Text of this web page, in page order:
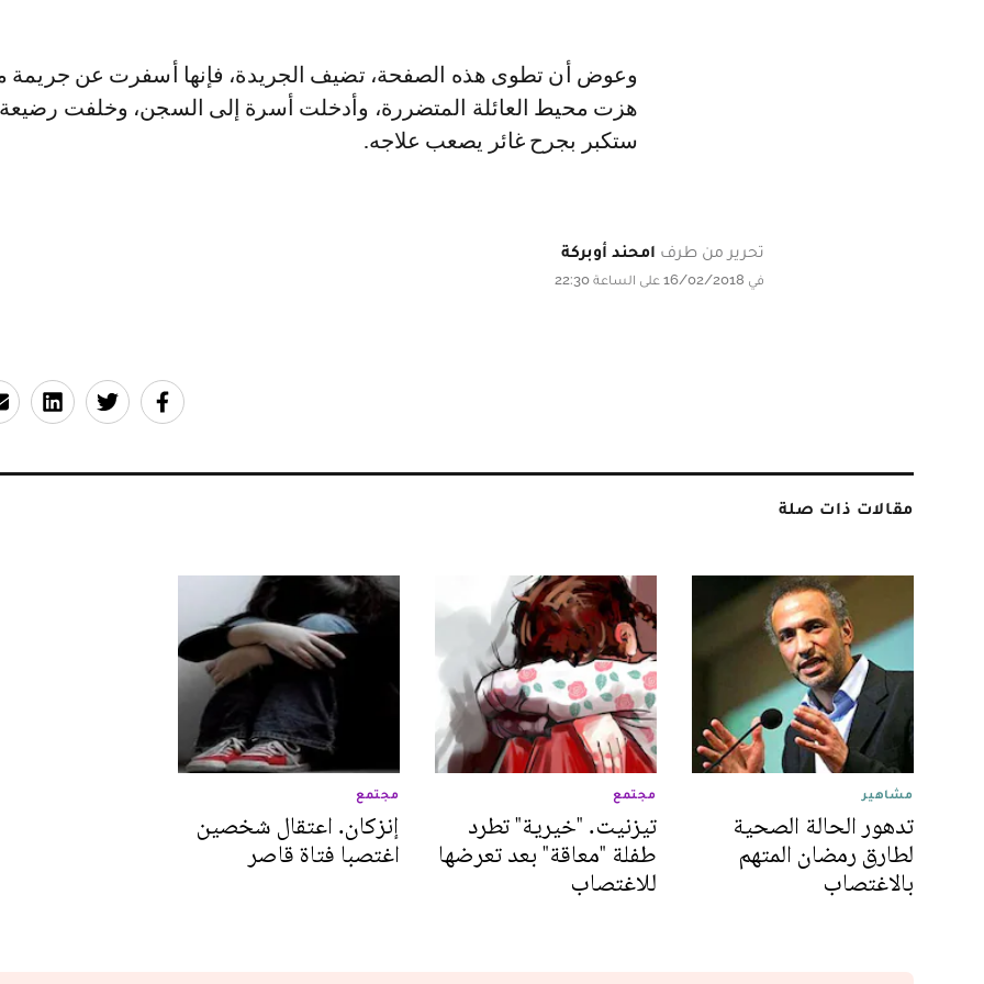
وعوض أن تطوى هذه الصفحة، تضيف الجريدة، فإنها أسفرت عن جريمة
هزت محيط العائلة المتضررة، وأدخلت أسرة إلى السجن، وخلفت رضيعة
ستكبر بجرح غائر يصعب علاجه.
تحرير من طرف امحند أوبركة
في 16/02/2018 على الساعة 22:30
مقالات ذات صلة
مشاهير
تدهور الحالة الصحية
لطارق رمضان المتهم
بالاغتصاب
مجتمع
تيزنيت. "خيرية" تطرد
طفلة "معاقة" بعد تعرضها
للاغتصاب
مجتمع
إنزكان. اعتقال شخصين
اغتصبا فتاة قاصر